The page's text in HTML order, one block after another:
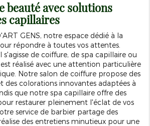
beauté avec solutions
capillaires
GENS, notre espace dédié à la
répondre à toutes vos attentes.
s'agisse de coiffure, de spa capillaire ou
réalisé avec une attention particulière
Notre salon de coiffure propose des
des colorations innovantes adaptées à
que notre spa capillaire offre des
restaurer pleinement l'éclat de vos
service de barbier partage des
des entretiens minutieux pour une